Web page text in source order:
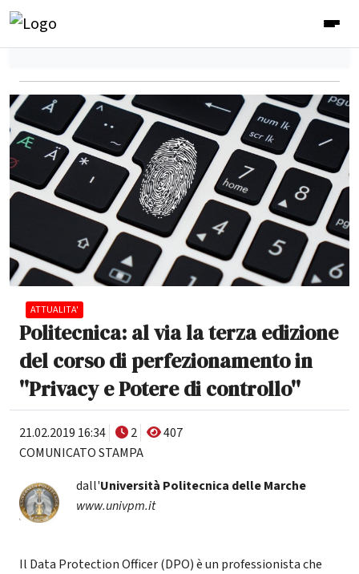
ATTUALITA'
Politecnica: al via la terza edizione
del corso di perfezionamento in
''Privacy e Potere di controllo''
21.02.2019 16:34 2
407
COMUNICATO STAMPA
dall'Università Politecnica delle Marche
www.univpm.it
Il Data Protection Officer (DPO) è un professionista che